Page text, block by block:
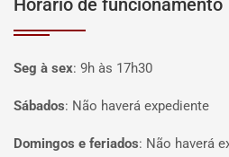
Horário de funcionamento
Seg à sex: 9h às 17h30
Sábados: Não haverá expediente
Domingos e feriados: Não haverá